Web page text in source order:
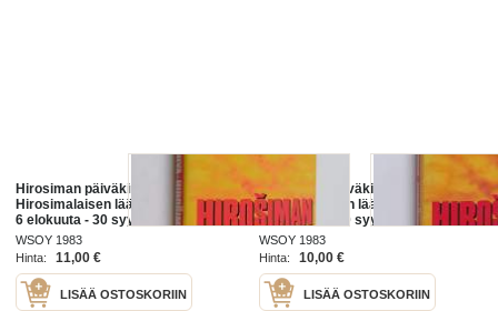
Hirosiman päiväkirja :
Hirosimalaisen lääkärin päiväkirja
6 elokuuta - 30 syyskuuta 1945
WSOY 1983
Hinta:
11,00 €
LISÄÄ OSTOSKORIIN
Hirosiman päiväkirja :
Hirosimalaisen lääkärin päiväkirja
6 elokuuta - 30 syyskuuta 1945
WSOY 1983
Hinta:
10,00 €
LISÄÄ OSTOSKORIIN